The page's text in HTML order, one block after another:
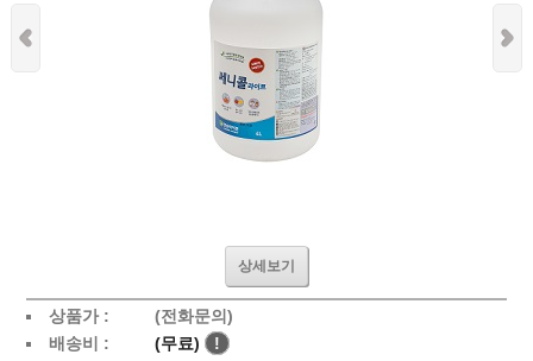
상세보기
상품가 :
(전화문의)
배송비 :
(무료)
!